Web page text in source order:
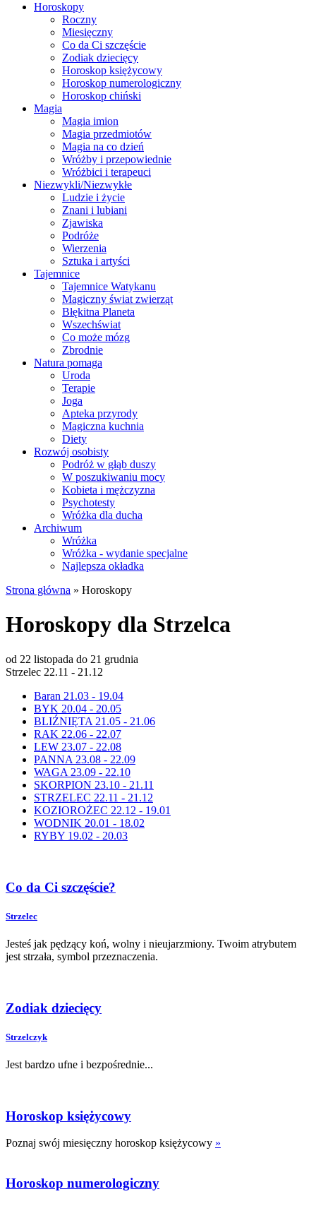
Horoskopy
Roczny
Miesięczny
Co da Ci szczęście
Zodiak dziecięcy
Horoskop księżycowy
Horoskop numerologiczny
Horoskop chiński
Magia
Magia imion
Magia przedmiotów
Magia na co dzień
Wróżby i przepowiednie
Wróżbici i terapeuci
Niezwykli/Niezwykłe
Ludzie i życie
Znani i lubiani
Zjawiska
Podróże
Wierzenia
Sztuka i artyści
Tajemnice
Tajemnice Watykanu
Magiczny świat zwierząt
Błękitna Planeta
Wszechświat
Co może mózg
Zbrodnie
Natura pomaga
Uroda
Terapie
Joga
Apteka przyrody
Magiczna kuchnia
Diety
Rozwój osobisty
Podróż w głąb duszy
W poszukiwaniu mocy
Kobieta i mężczyzna
Psychotesty
Wróżka dla ducha
Archiwum
Wróżka
Wróżka - wydanie specjalne
Najlepsza okładka
Strona główna » Horoskopy
Horoskopy dla Strzelca
od 22 listopada do 21 grudnia
Strzelec 22.11 - 21.12
Baran 21.03 - 19.04
BYK 20.04 - 20.05
BLIŹNIĘTA 21.05 - 21.06
RAK 22.06 - 22.07
LEW 23.07 - 22.08
PANNA 23.08 - 22.09
WAGA 23.09 - 22.10
SKORPION 23.10 - 21.11
STRZELEC 22.11 - 21.12
KOZIOROŻEC 22.12 - 19.01
WODNIK 20.01 - 18.02
RYBY 19.02 - 20.03
Co da Ci szczęście?
Strzelec
Jesteś jak pędzący koń, wolny i nieujarzmiony. Twoim atrybutem
jest strzała, symbol przeznaczenia.
Zodiak dziecięcy
Strzelczyk
Jest bardzo ufne i bezpośrednie...
Horoskop księżycowy
Poznaj swój miesięczny horoskop księżycowy »
Horoskop numerologiczny